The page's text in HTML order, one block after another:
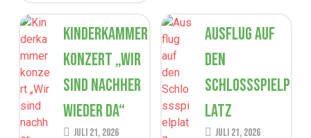
Kinderkammer
konzert „Wir
sind nachher
wieder da“
Juli 21, 2026
Ausflug auf
den
Schlossspielp
latz
Juli 21, 2026